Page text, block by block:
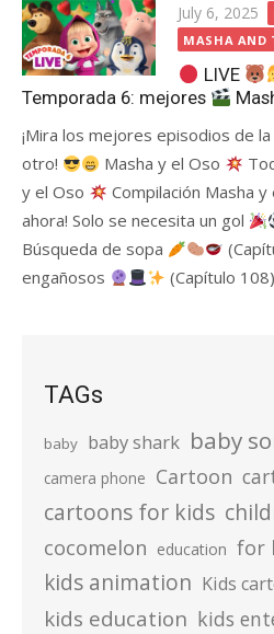
Posted
on
July 6, 2025
MASHA AND
LIVE
Temporada 6: mejores
¡Mira los mejores episodios de
otro!
Masha y el Oso
y el Oso
Compilación Masha y
ahora! Solo se necesita un gol
Búsqueda de sopa
engañosos
(Capítulo
TAGs
baby baby shark baby
camera phone Cartoon
cartoons for kids
cocomelon education for
kids animation Kids
kids education kids